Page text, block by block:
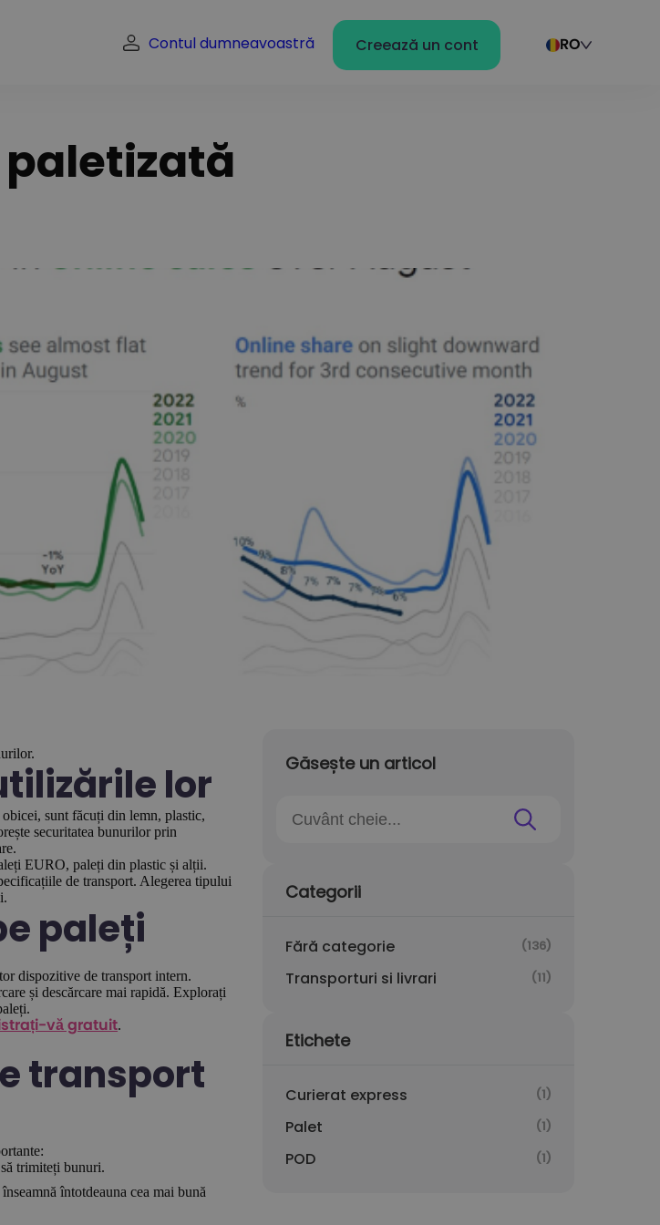
Contul dumneavoastră Creează un cont RO
lor
sunt făcuți din lemn, plastic,
securitatea bunurilor prin
EURO, paleți din plastic și alții.
de transport. Alegerea tipului
paleți
dispozitive de transport intern.
și descărcare mai rapidă. Explorați
vă gratuit.
transport
trimiteți bunuri.
întotdeauna cea mai bună
Găsește un articol
Categorii
Fără categorie (136)
Transporturi si livrari (11)
Etichete
Curierat express (1)
Palet (1)
POD (1)